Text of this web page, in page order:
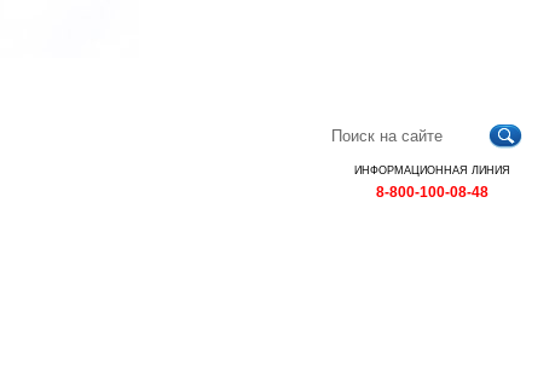
сайта
RSS
ИНФОРМАЦИОННАЯ ЛИНИЯ
8-800-100-08-48